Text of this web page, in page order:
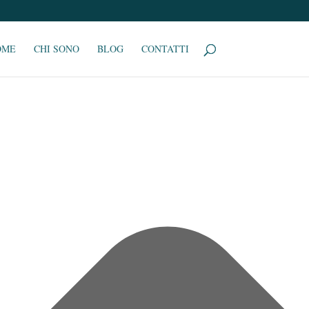
CHI SONO BLOG CONTATTI